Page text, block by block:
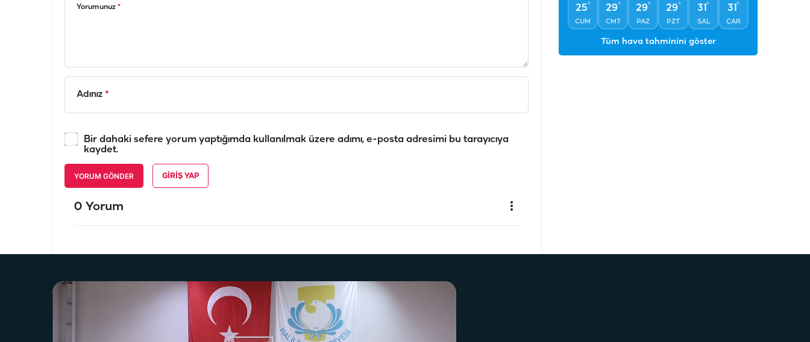
Yorumunuz *
Adınız *
Bir dahaki sefere yorum yaptığımda kullanılmak üzere adımı, e-posta adresimi bu tarayıcıya
kaydet.
YORUM GÖNDER GIRIŞ YAP
0 Yorum
25°
CUM
29°
CMT
29°
PAZ
29°
PZT
31°
SAL
31°
ÇAR
Tüm hava tahminini göster